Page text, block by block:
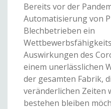
Bereits vor der
Automatisierung von
Blechbetrieben ein
Auswirkungen des
einem unerlässlichen
der gesamten Fabrik,
veränderlichen Zeiten
bestehen bleiben